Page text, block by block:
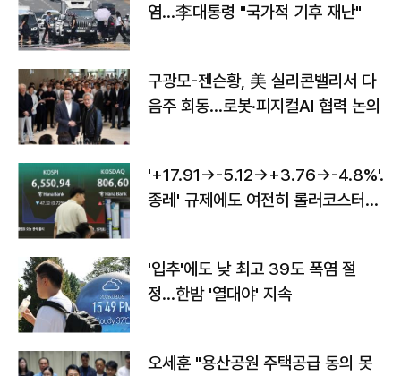
염…李대통령 "국가적 기후 재난"
구광모-젠슨황, 美 실리콘밸리서 다
음주 회동…로봇·피지컬AI 협력 논의
'+17.91→-5.12→+3.76→-4.8%'…'
종레' 규제에도 여전히 롤러코스터
'입추'에도 낮 최고 39도 폭염 절
정…한밤 '열대야' 지속
오세훈 "용산공원 주택공급 동의 못